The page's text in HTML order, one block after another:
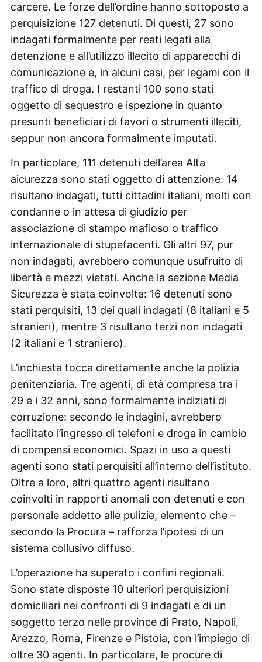
carcere. Le forze dell’ordine hanno sottoposto a
perquisizione 127 detenuti. Di questi, 27 sono
indagati formalmente per reati legati alla
detenzione e all’utilizzo illecito di apparecchi di
comunicazione e, in alcuni casi, per legami con il
traffico di droga. I restanti 100 sono stati
oggetto di sequestro e ispezione in quanto
presunti beneficiari di favori o strumenti illeciti,
seppur non ancora formalmente imputati.
In particolare, 111 detenuti dell’area Alta
aicurezza sono stati oggetto di attenzione: 14
risultano indagati, tutti cittadini italiani, molti con
condanne o in attesa di giudizio per
associazione di stampo mafioso o traffico
internazionale di stupefacenti. Gli altri 97, pur
non indagati, avrebbero comunque usufruito di
libertà e mezzi vietati. Anche la sezione Media
Sicurezza è stata coinvolta: 16 detenuti sono
stati perquisiti, 13 dei quali indagati (8 italiani e 5
stranieri), mentre 3 risultano terzi non indagati
(2 italiani e 1 straniero).
L’inchiesta tocca direttamente anche la polizia
penitenziaria. Tre agenti, di età compresa tra i
29 e i 32 anni, sono formalmente indiziati di
corruzione: secondo le indagini, avrebbero
facilitato l’ingresso di telefoni e droga in cambio
di compensi economici. Spazi in uso a questi
agenti sono stati perquisiti all’interno dell’istituto.
Oltre a loro, altri quattro agenti risultano
coinvolti in rapporti anomali con detenuti e con
personale addetto alle pulizie, elemento che –
secondo la Procura – rafforza l’ipotesi di un
sistema collusivo diffuso.
L’operazione ha superato i confini regionali.
Sono state disposte 10 ulteriori perquisizioni
domiciliari nei confronti di 9 indagati e di un
soggetto terzo nelle province di Prato, Napoli,
Arezzo, Roma, Firenze e Pistoia, con l’impiego di
oltre 30 agenti. In particolare, le procure di